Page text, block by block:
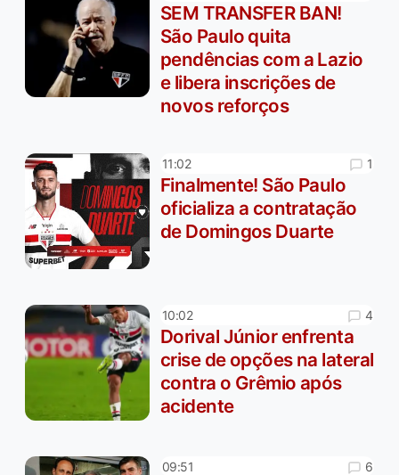
SEM TRANSFER BAN!
São Paulo quita
pendências com a Lazio
e libera inscrições de
novos reforços
11:02 1
Finalmente! São Paulo
oficializa a contratação
de Domingos Duarte
10:02 4
Dorival Júnior enfrenta
crise de opções na lateral
contra o Grêmio após
acidente
09:51 6